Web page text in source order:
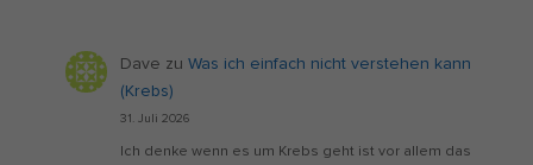
Dave zu Was ich einfach nicht verstehen kann
(Krebs)
31. Juli 2026
Ich denke wenn es um Krebs geht ist vor allem das